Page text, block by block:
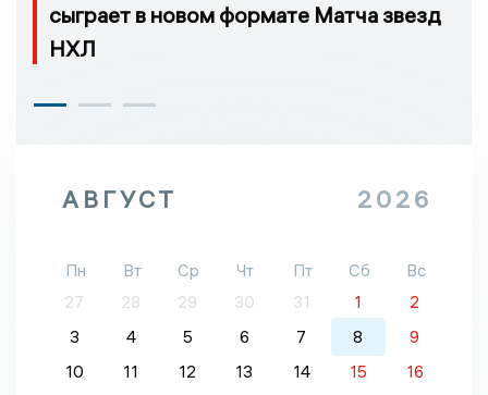
сыграет в новом формате Матча звезд
НХЛ
АВГУСТ 2026
Пн Вт Ср Чт Пт Сб
Вс
27
28 29 30 31 1
2
3
4 5 6 7 8
9
10
11 12 13 14 15
16